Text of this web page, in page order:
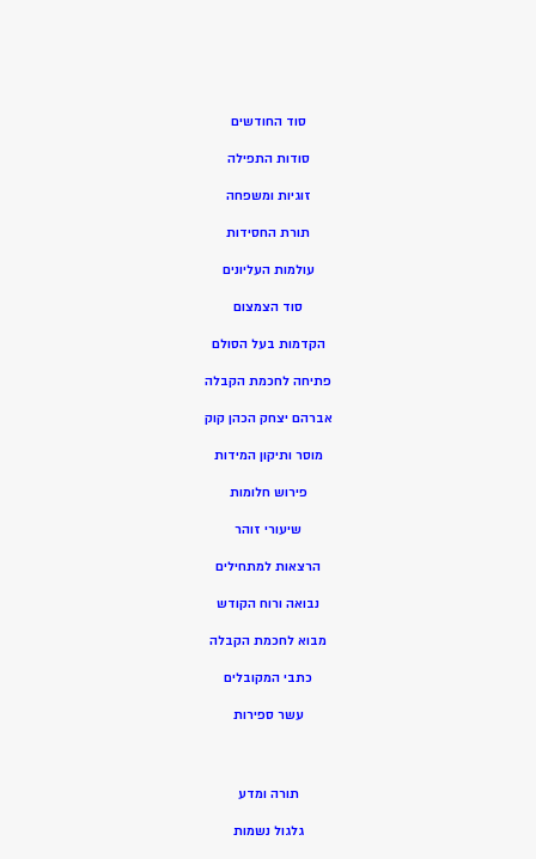
סוד החודשים
סודות התפילה
זוגיות ומשפחה
תורת החסידות
עולמות העליונים
סוד הצמצום
הקדמות בעל הסולם
פתיחה לחכמת הקבלה
אברהם יצחק הכהן קוק
מוסר ותיקון המידות
פירוש חלומות
שיעורי זוהר
הרצאות למתחילים
נבואה ורוח הקודש
מבוא לחכמת הקבלה
כתבי המקובלים
עשר ספירות
תורה ומדע
גלגול נשמות